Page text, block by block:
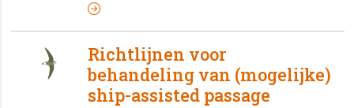
Richtlijnen voor
behandeling van (mogelijke)
ship-assisted passage